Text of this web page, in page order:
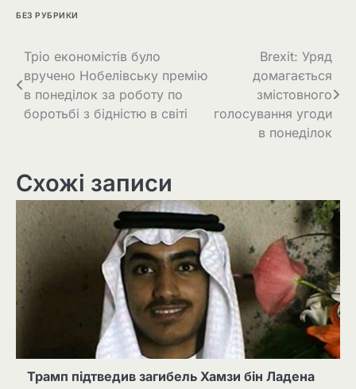
БЕЗ РУБРИКИ
Навігація
записів
Тріо економістів було
вручено Нобелівську премію
в понеділок за роботу по
боротьбі з бідністю в світі
Brexit: Уряд
домагається
змістовного
голосування угоди
в понеділок
Схожі записи
Трамп підтведив загибель Хамзи бін Ладена